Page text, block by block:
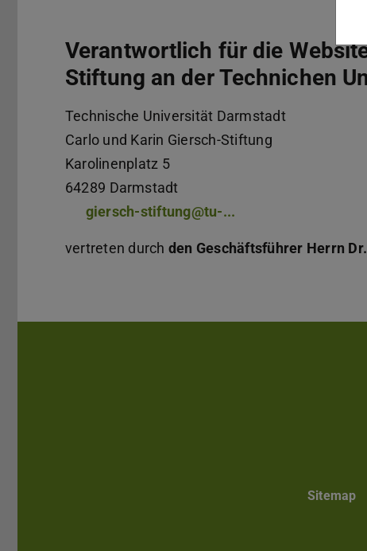
Verantwortlich für die
Stiftung an der Technichen
Technische Universität Darmstadt
Carlo und Karin Giersch-Stiftung
Karolinenplatz 5
64289 Darmstadt
giersch-stiftung@tu-...
vertreten durch den Geschäftsführer Herrn
Sitemap